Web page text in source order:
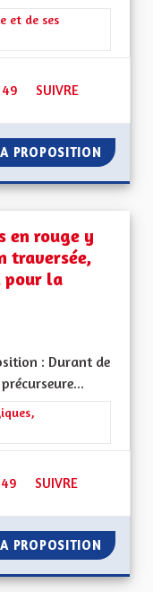
et de ses
49 49 ABONNÉS
SUIVRE
PROPOSITION
en rouge y
traversée,
pour la
: Durant de
transitions
49 49 ABONNÉS
SUIVRE
PROPOSITION